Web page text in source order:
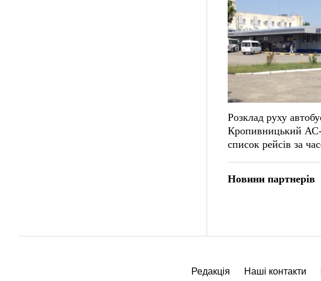
Розклад руху
Кропивницький
список рейсів за
Новини партнерів
Редакція Наші контакти